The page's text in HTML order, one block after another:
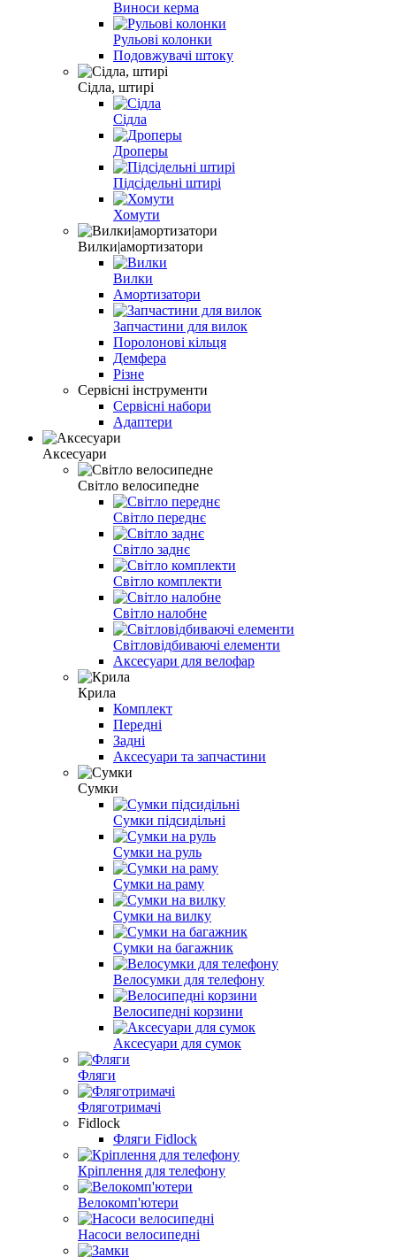
Виноси керма
Рульові колонки
Подовжувачі штоку
Сідла, штирі
Сідла
Дроперы
Підсідельні штирі
Хомути
Вилки|амортизатори
Вилки
Амортизатори
Запчастини для вилок
Поролонові кільця
Демфера
Різне
Сервісні інструменти
Сервісні набори
Адаптери
Аксесуари
Світло велосипедне
Світло переднє
Світло заднє
Світло комплекти
Світло налобне
Світловідбиваючі елементи
Аксесуари для велофар
Крила
Комплект
Передні
Задні
Аксесуари та запчастини
Сумки
Сумки підсидільні
Сумки на руль
Сумки на раму
Сумки на вилку
Сумки на багажник
Велосумки для телефону
Велосипедні корзини
Аксесуари для сумок
Фляги
Фляготримачі
Fidlock
Фляги Fidlock
Кріплення для телефону
Велокомп'ютери
Насоси велосипедні